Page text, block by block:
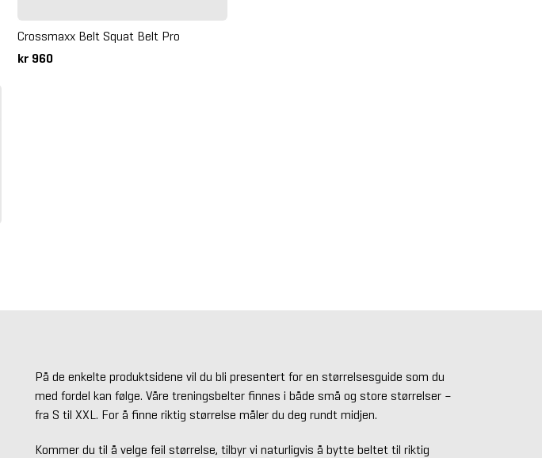
Crossmaxx Belt Squat Belt Pro
kr 960
På de enkelte produktsidene vil du bli presentert for en størrelsesguide som du
med fordel kan følge. Våre treningsbelter finnes i både små og store størrelser –
fra S til XXL. For å finne riktig størrelse måler du deg rundt midjen.
Kommer du til å velge feil størrelse, tilbyr vi naturligvis å bytte beltet til riktig